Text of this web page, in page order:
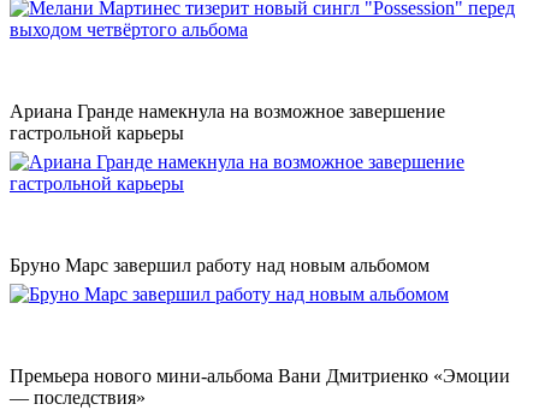
Ариана Гранде намекнула на возможное завершение
гастрольной карьеры
Бруно Марс завершил работу над новым альбомом
Премьера нового мини-альбома Вани Дмитриенко «Эмоции
— последствия»